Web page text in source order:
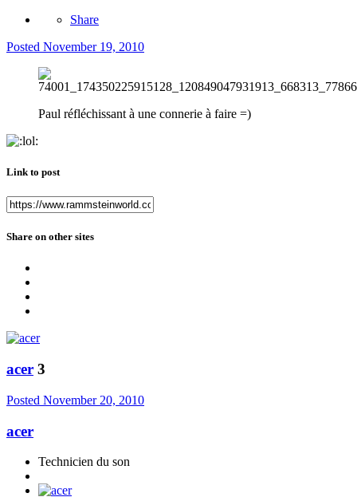
Share
Posted November 19, 2010
Paul réfléchissant à une connerie à faire =)
Link to post
Share on other sites
acer 3
Posted November 20, 2010
acer
Technicien du son